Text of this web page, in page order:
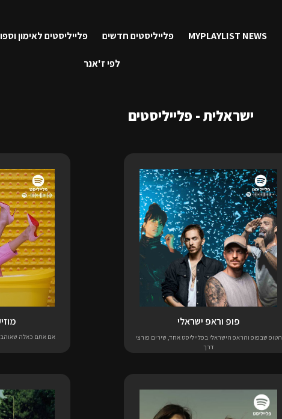
MYPLAYLIST NEWS פלייליסטים חדשים פלייליסטים לאימון
לפי ז'אנר
ישראלית - פלייליסטים
פופ וראפ ישראלי
הטופ שבפופ והראפ הישראלי בפלייליסט אחד, שירים פורצי
דרך
אם אתם כאלה